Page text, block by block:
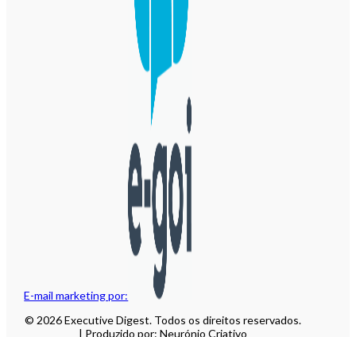
E-mail marketing por:
© 2026 Executive Digest. Todos os direitos reservados.
| Produzido por: Neurónio Criativo